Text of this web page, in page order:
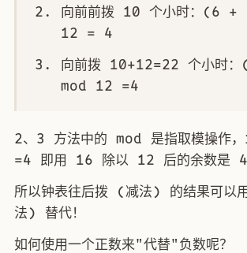
向前前拨 10 个小时：(6
12 = 4
向前拨 10+12=22 个小时
mod 12 =4
2、3 方法中的 mod 是指取模操作
=4 即用 16 除以 12 后的余数是 4
所以钟表往后拨 (减法) 的结果可以
法) 替代！
如何使用一个正数来"代替"负数呢？